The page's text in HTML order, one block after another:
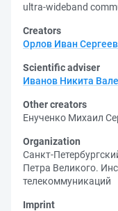
ultra-wideband
Creators
Орлов Иван
Scientific adviser
Иванов Никита
Other creators
Енученко Михаил
Organization
Санкт-
Петра Великого.
телекоммуникаций
Imprint